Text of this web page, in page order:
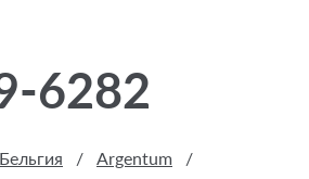
6282
Бельгия / Argentum /